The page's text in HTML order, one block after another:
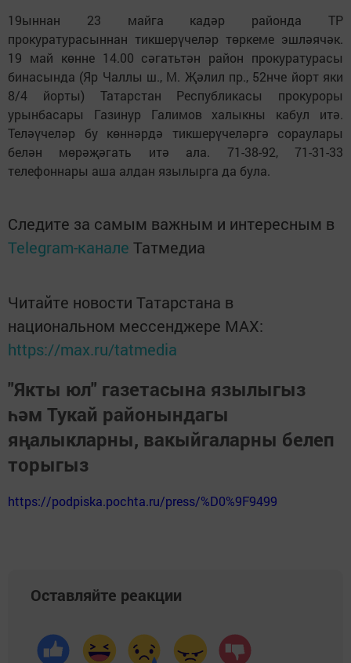
19ыннан 23 майга кадәр районда ТР
прокуратурасыннан тикшерүчеләр төркеме эшләячәк.
19 май көнне 14.00 сәгатьтән район прокуратурасы
бинасында (Яр Чаллы ш., М. Җәлил пр., 52нче йорт яки
8/4 йорты) Татарстан Республикасы прокуроры
урынбасары Газинур Галимов халыкны кабул итә.
Теләүчеләр бу көннәрдә тикшерүчеләргә сораулары
белән мөрәҗәгать итә ала. 71-38-92, 71-31-33
телефоннары аша алдан язылырга да була.
Следите за самым важным и интересным в
Telegram-канале Татмедиа
Читайте новости Татарстана в
национальном мессенджере MАХ:
https://max.ru/tatmedia
"Якты юл" газетасына язылыгыз
һәм Тукай районындагы
яңалыкларны, вакыйгаларны белеп
торыгыз
https://podpiska.pochta.ru/press/%D0%9F9499
Оставляйте реакции